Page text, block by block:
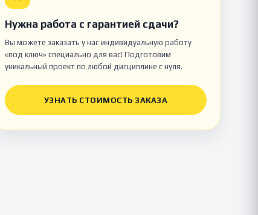
Нужна работа с гарантией сдачи?
Вы можете заказать у нас индивидуальную работу
«под ключ» специально для вас! Подготовим
уникальный проект по любой дисциплине с нуля.
УЗНАТЬ СТОИМОСТЬ ЗАКАЗА